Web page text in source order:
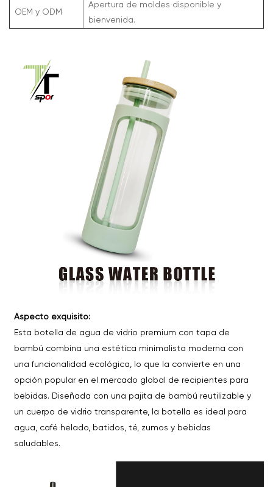
OEM y ODM
Apertura de moldes disponible y
bienvenida.
Aspecto exquisito:
Esta botella de agua de vidrio premium con tapa de
bambú combina una estética minimalista moderna con
una funcionalidad ecológica, lo que la convierte en una
opción popular en el mercado global de recipientes para
bebidas. Diseñada con una pajita de bambú reutilizable y
un cuerpo de vidrio transparente, la botella es ideal para
agua, café helado, batidos, té, zumos y bebidas
saludables.